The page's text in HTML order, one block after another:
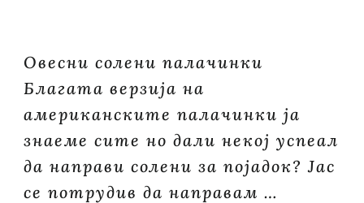
Овесни солени палачинки
Благата верзија на
американските палачинки ја
знаеме сите но дали некој успеал
да направи солени за појадок? Јас
се потрудив да направам …